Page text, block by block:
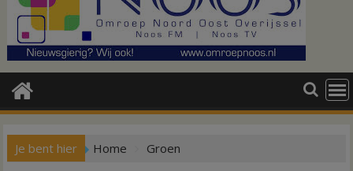
Je bent hier Home Groen